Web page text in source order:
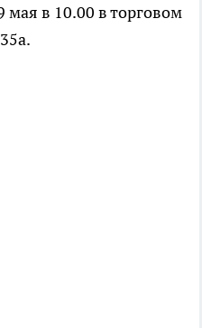
в 10.00 в торговом